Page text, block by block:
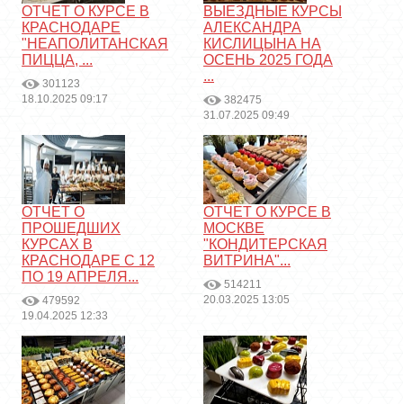
ОТЧЕТ О КУРСЕ В
КРАСНОДАРЕ
"НЕАПОЛИТАНСКАЯ
ПИЦЦА, ...
301123
18.10.2025 09:17
ВЫЕЗДНЫЕ КУРСЫ
АЛЕКСАНДРА
КИСЛИЦЫНА НА
ОСЕНЬ 2025 ГОДА
...
382475
31.07.2025 09:49
ОТЧЕТ О
ПРОШЕДШИХ
КУРСАХ В
КРАСНОДАРЕ С 12
ПО 19 АПРЕЛЯ...
479592
19.04.2025 12:33
ОТЧЕТ О КУРСЕ В
МОСКВЕ
"КОНДИТЕРСКАЯ
ВИТРИНА"...
514211
20.03.2025 13:05